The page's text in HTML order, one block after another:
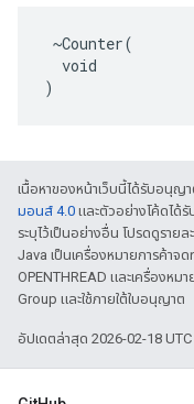
~Counter(
  void
)
เนื้อหาของหน้าเว็บนี้ได้รับอนุญา
มอนส์ 4.0 และตัวอย่างโค้ดได้
ระบุไว้เป็นอย่างอื่น โปรดดูรายล
Java เป็นเครื่องหมายการค้าจ
OPENTHREAD และเครื่องหม
Group และใช้ภายใต้ใบอนุญาต
อัปเดตล่าสุด 2026-02-18 UTC